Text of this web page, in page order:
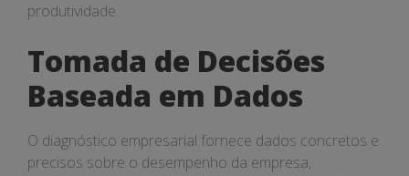
produtividade.
Tomada de Decisões
Baseada em Dados
O diagnóstico empresarial fornece dados concretos e
precisos sobre o desempenho da empresa,